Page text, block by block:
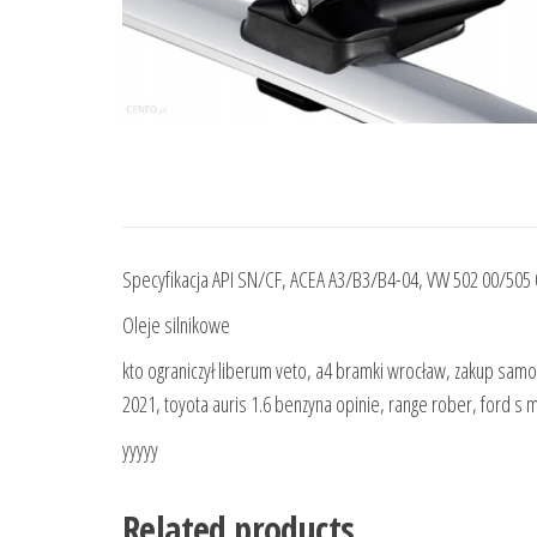
Specyfikacja API SN/CF, ACEA A3/B3/B4-04, VW 502 00/
Oleje silnikowe
kto ograniczył liberum veto, a4 bramki wrocław, zakup
2021, toyota auris 1.6 benzyna opinie, range rober, ford s
yyyyy